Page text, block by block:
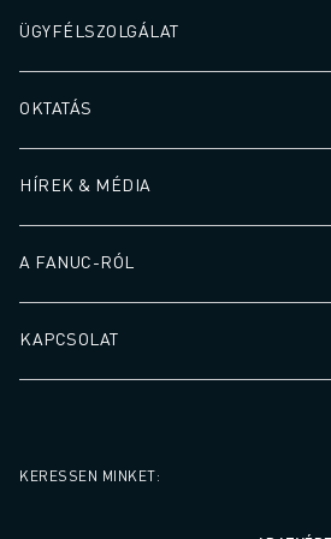
ÜGYFÉLSZOLGÁLAT
OKTATÁS
HÍREK & MÉDIA
A FANUC-RÓL
KAPCSOLAT
KERESSEN MINKET: